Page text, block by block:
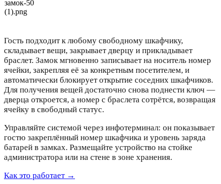
Гость подходит к любому свободному шкафчику,
складывает вещи, закрывает дверцу и прикладывает
браслет. Замок мгновенно записывает на носитель номер
ячейки, закрепляя её за конкретным посетителем, и
автоматически блокирует открытие соседних шкафчиков.
Для получения вещей достаточно снова поднести ключ —
дверца откроется, а номер с браслета сотрётся, возвращая
ячейку в свободный статус.
Управляйте системой через инфотерминал: он показывает
гостю закреплённый номер шкафчика и уровень заряда
батарей в замках. Размещайте устройство на стойке
администратора или на стене в зоне хранения.
Как это работает →